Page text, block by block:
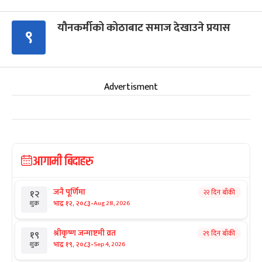
९ यौनकर्मीको कोठाबाट समाज देखाउने प्रयास
Advertisment
आगामी बिदाहरु
१२
शुक्र
जनै पूर्णिमा
भाद्र १२, २०८३-Aug 28, 2026
२२ दिन बाँकी
१९
शुक्र
श्रीकृष्ण जन्माष्टमी व्रत
भाद्र १९, २०८३-Sep 4, 2026
२९ दिन बाँकी